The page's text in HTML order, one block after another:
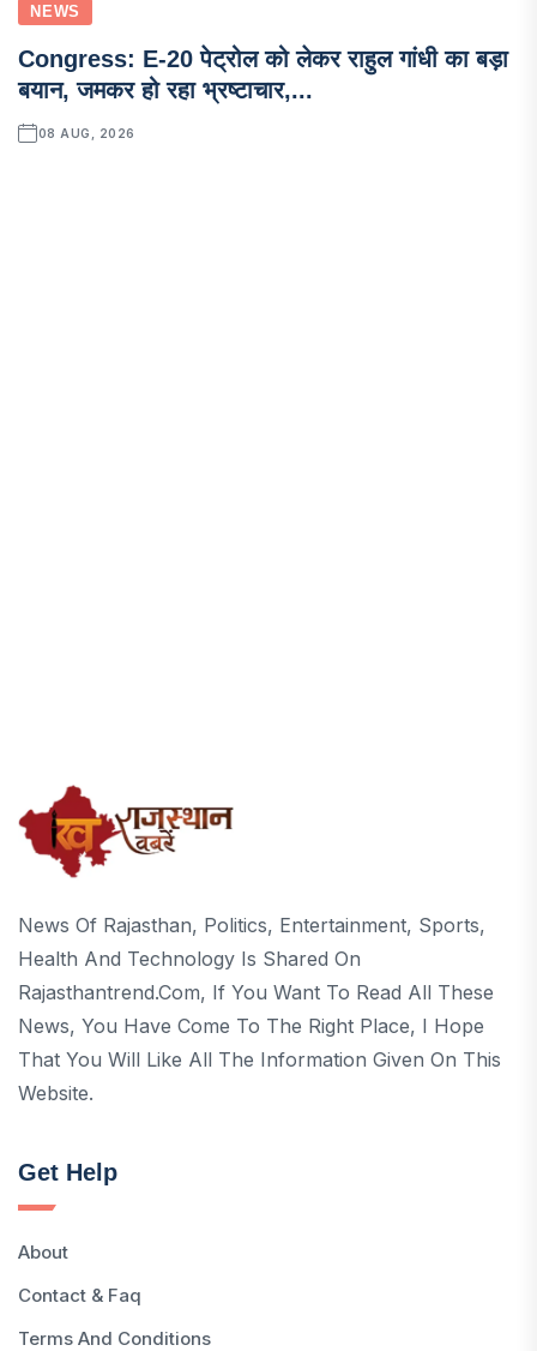
NEWS
Congress: E-20 पेट्रोल को लेकर राहुल गांधी का बड़ा
बयान, जमकर हो रहा भ्रष्टाचार,...
08 AUG, 2026
News Of Rajasthan, Politics, Entertainment, Sports,
Health And Technology Is Shared On
Rajasthantrend.com, If You Want To Read All These
News, You Have Come To The Right Place, I Hope
That You Will Like All The Information Given On This
Website.
Get Help
About
Contact & Faq
Terms And Conditions